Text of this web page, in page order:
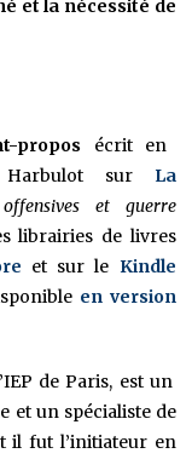
et la nécessité de
propos écrit en
Harbulot sur La
et guerre
librairies de livres
et sur le Kindle
en version
de Paris, est un
et un spécialiste de
il fut l’initiateur en